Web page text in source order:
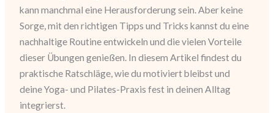
kann manchmal eine Herausforderung sein. Aber keine
Sorge, mit den richtigen Tipps und Tricks kannst du eine
nachhaltige Routine entwickeln und die vielen Vorteile
dieser Übungen genießen. In diesem Artikel findest du
praktische Ratschläge, wie du motiviert bleibst und
deine Yoga- und Pilates-Praxis fest in deinen Alltag
integrierst.